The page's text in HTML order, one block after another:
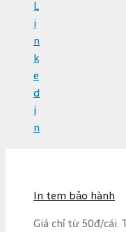
L
i
n
k
e
d
i
n
In tem bảo hành
Giá chỉ từ 50đ/cái.